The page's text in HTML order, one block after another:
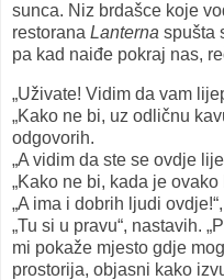
sunca. Niz brdašce koje
restorana Lanterna spušta
pa kad naiđe pokraj nas,
„Uživate! Vidim da vam
„Kako ne bi, uz odličnu
odgovorih.
„A vidim da ste se ovdje
„Kako ne bi, kada je ovako
„A ima i dobrih ljudi
„Tu si u pravu“, nastavih.
mi pokaže mjesto gdje
prostorija, objasni kako